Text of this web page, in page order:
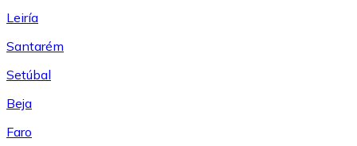
Leiría
Santarém
Setúbal
Beja
Faro